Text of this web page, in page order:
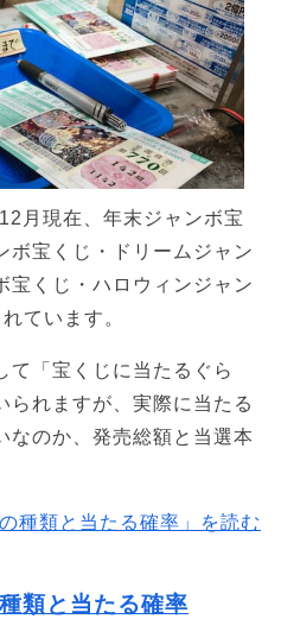
月現在、年末ジャンボ宝
ボ宝くじ・ドリームジャン
宝くじ・ハロウィンジャン
ています。
て「宝くじに当たるぐら
られますが、実際に当たる
なのか、発売総額と当選本
種類と当たる確率」を読む
類と当たる確率